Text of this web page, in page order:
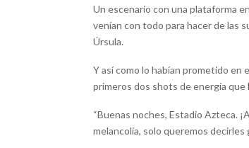
Un escenario con una plataforma
venían con todo para hacer de las
Úrsula.
Y así como lo habían prometido en
primeros dos shots de energía
“Buenas noches, Estadio Azteca.
melancolía, solo queremos decirles